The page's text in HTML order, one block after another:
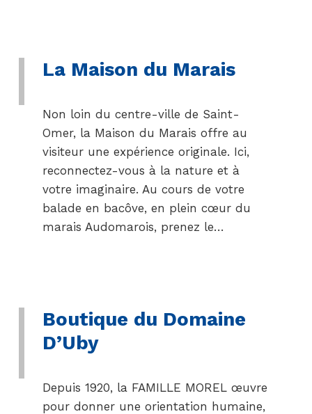
La Maison du Marais
Non loin du centre-ville de Saint-
Omer, la Maison du Marais offre au
visiteur une expérience originale. Ici,
reconnectez-vous à la nature et à
votre imaginaire. Au cours de votre
balade en bacôve, en plein cœur du
marais Audomarois, prenez le…
Boutique du Domaine
D’Uby
Depuis 1920, la FAMILLE MOREL œuvre
pour donner une orientation humaine,